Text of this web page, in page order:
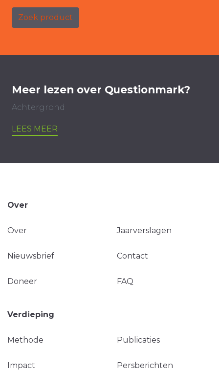
Zoek product
Meer lezen over Questionmark?
Achtergrond
LEES MEER
Over
Over Jaarverslagen
Nieuwsbrief Contact
Doneer FAQ
Verdieping
Methode Publicaties
Impact Persberichten